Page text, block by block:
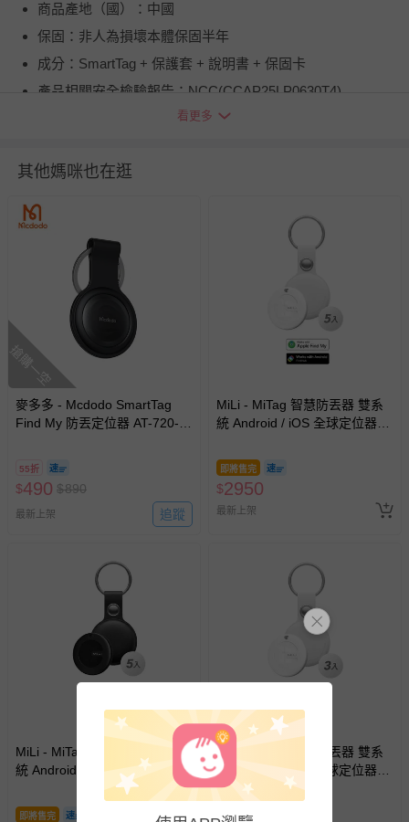
商品產地（國）：中國
保固：非人為損壞本體保固半年
成分：SmartTag + 保護套 + 說明書 + 保固卡
產品相關安全檢驗報告：NCC(CCAP25LP0630T4)
商品運送限制：羅東：太平山‧明池山莊‧三星鄉 ‧尚武
浮村‧奎輝村‧長興村‧華陵村‧三光村‧義盛村‧霞雲
大竹村‧中寮鄉‧永平村。 埔里：仁愛鄉‧南興村‧眉溪
村‧南興村‧翠華村‧翠巒村‧華岡。 歸仁：那馬夏鄉(三
民鄉) 屏東：霧台鄉‧三地門鄉‧大肚村‧德文村‧達來
村。 台東：延平鄉‧綠島鄉‧蘭嶼鄉‧海瑞鄉‧利稻村‧
霧鹿村。 花蓮：秀林鄉‧奇萊‧龍澗‧盤石‧檜林‧關
原‧西寶‧文山‧新白楊‧碧緣‧中橫公路沿線。 外島皆
無配送：澎湖、金門、馬祖
退換貨須知
您所購買的商品享有7天的鑑賞期／猶豫期權益，但此期間
並非試用期，您所退回的商品必須是未經使用的全新狀態，
包含完整包裝、配件、說明文件及贈品等。
如需退換貨，請於收到商品7天（含例假日內提出），如為
瑕疵退換貨所產生的運費，將由媽咪愛負責處理，若非瑕疵
退貨，您可至『查詢訂單』>『已出貨』中查詢該筆訂單，
LINE@客服ID: @mamilove
我們將依序為您處理
與服務，謝謝。
針對滿件折/滿額贈…等活動，如因部份退貨，而該訂單保
留商品未達活動門檻，將以原價計算，活動贈品亦需一併退
部分商品依據消費者保護法的規定，不適用七天鑑賞期/猶
豫期範圍：
易於腐敗、保存期限較短或解約時即將逾期（例如生鮮
商品、食品等）。
客製化商品（例如客製生日書、姓名貼等）。
看更多
其他媽咪也在逛
搶購一空
麥多多 - Mcdodo SmartTag
Find My 防丟定位器 AT-720-黑
55折
$490 $890
最新上架 追蹤
MiLi - MiTag 智慧防丟器 雙系
統 Android / iOS 全球定位器(5
即將售完
$2950
最新上架
MiLi - MiTag 智慧防丟器 雙系
統 Android / iOS 全球定位器(5
即將售完
MiLi - MiTag 智慧防丟器 雙系
統 Android / iOS 全球定位器(3
入組/白色）